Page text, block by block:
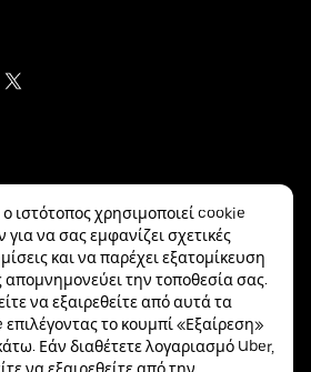
Inc.
ιστότοπος χρησιμοποιεί cookie
για να σας εμφανίζει σχετικές
και να παρέχει εξατομίκευση
απομνημονεύει την τοποθεσία σας.
να εξαιρεθείτε από αυτά τα
επιλέγοντας το κουμπί «Εξαίρεση»
Εάν διαθέτετε λογαριασμό Uber,